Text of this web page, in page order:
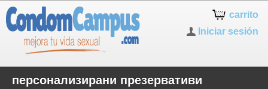
carrito
Iniciar sesión
персонализирани презервативи